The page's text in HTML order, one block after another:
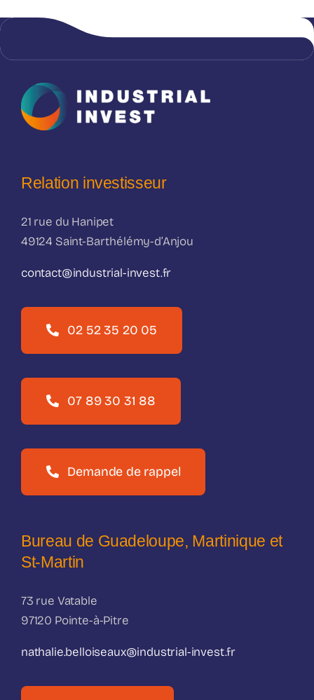
Relation investisseur
21 rue du Hanipet
49124 Saint-Barthélémy-d’Anjou
contact@industrial-invest.fr
02 52 35 20 05
07 89 30 31 88
Demande de rappel
Bureau de Guadeloupe, Martinique et
St-Martin
73 rue Vatable
97120 Pointe-à-Pitre
nathalie.belloiseaux@industrial-invest.fr